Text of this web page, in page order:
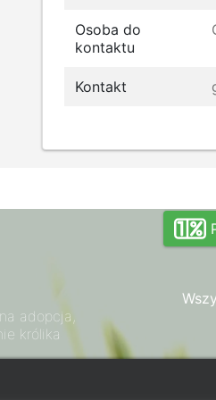
Osoba do
kontaktu
Kontakt
adopcja,
królika